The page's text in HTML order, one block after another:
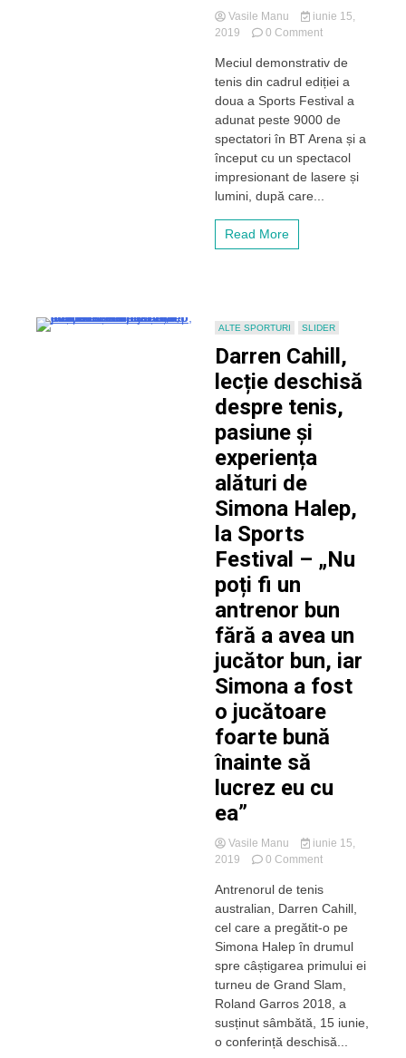
Vasile Manu
iunie 15,
2019
0 Commenton
incendiar
și
imagini
emoționante
deschiderea
demonstrativului
de
lacrimi!
Meciul demonstrativ de
tenis din cadrul ediției a
doua a Sports Festival a
adunat peste 9000 de
spectatori în BT Arena și a
început cu un spectacol
impresionant de lasere și
lumini, după care...
Read More
ALTE SPORTURI SLIDER
Darren Cahill,
lecție deschisă
despre tenis,
pasiune și
experiența
alături de
Simona Halep,
la Sports
Festival – „Nu
poți fi un
antrenor bun
fără a avea un
jucător bun, iar
Simona a fost
o jucătoare
foarte bună
înainte să
lucrez eu cu
ea”
Vasile Manu
iunie 15,
2019
0 Commenton
Cahill,
lecție
deschisă
despre
pasiune
și
experiența
alături
de
Antrenorul de tenis
australian, Darren Cahill,
cel care a pregătit-o pe
Simona Halep în drumul
spre câștigarea primului ei
turneu de Grand Slam,
Roland Garros 2018, a
susținut sâmbătă, 15 iunie,
o conferință deschisă...